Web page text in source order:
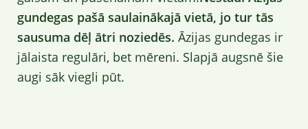
gundegas pašā saulainākajā vietā, jo tur tās
sausuma dēļ ātri noziedēs. Āzijas gundegas ir
jālaista regulāri, bet mēreni. Slapjā augsnē šie
augi sāk viegli pūt.